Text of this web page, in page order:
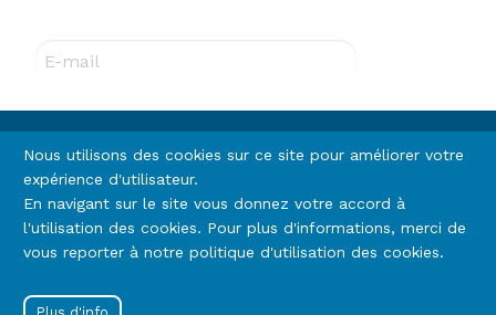
E-mail
Rejoignez-nous
Footer
Termes et conditions Vie privée (RGPD)
Se connecter
Nous utilisons des cookies sur ce site pour améliorer votre
expérience d'utilisateur.
En navigant sur le site vous donnez votre accord à
l'utilisation des cookies. Pour plus d'informations, merci de
vous reporter à notre politique d'utilisation des cookies.